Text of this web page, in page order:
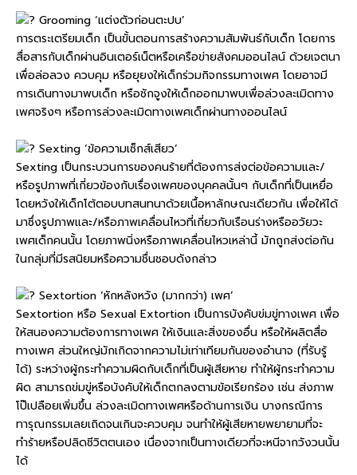
Grooming ‘แต่งตัวก่อนตะปบ’
การตระเตรียมเด็ก เป็นขั้นตอนการสร้างความสัมพันธ์กับเด็ก โดยการ
สื่อสารกับเด็กผ่านอินเตอร์เน็ตหรือเครือข่ายสังคมออนไลน์ ด้วยเจตนา
เพื่อล่อลวง ควบคุม หรือยุยงให้เด็กร่วมกิจกรรมทางเพศ โดยอาจมี
การเดินทางมาพบเด็ก หรือชักจูงให้เด็กออกมาพบเพื่อล่วงละเมิดทาง
เพศจริงๆ หรือการล่วงละเมิดทางเพศเด็กผ่านทางออนไลน์
Sexting ‘ข้อความเซ็กส์เสียว’
Sexting เป็นกระบวนการของคนร้ายที่ต้องการส่งต่อข้อความและ/
หรือรูปภาพที่เกี่ยวข้องกับเรื่องเพศของบุคคลนั้นๆ กับเด็กที่เป็นเหยื่อ
โดยหวังให้เด็กโต้ตอบบทสนทนาด้วยเนื้อหาลักษณะเดียวกัน เพื่อให้ได้
มาซึ่งรูปภาพและ/หรือภาพเคลื่อนไหวที่เกี่ยวกับเรือนร่างหรืออวัยวะ
เพศเด็กคนนั้น โดยภาพนิ่งหรือภาพเคลื่อนไหวเหล่านี้ มักถูกส่งต่อกัน
ในกลุ่มที่มีรสนิยมหรือความชื่นชอบดังกล่าว
Sextortion ‘หักหลังหวัง (มากกว่า) เพศ’
Sextortion หรือ Sexual Extortion เป็นการบังคับข่มขู่ทางเพศ เพื่อ
ให้สนองความต้องการทางเพศ ให้เงินและสิ่งของอื่น หรือให้ผลิตสื่อ
ทางเพศ ส่วนใหญ่มักเกิดจากความไม่เท่าเทียมกันของอำนาจ (ที่รับรู้
ได้) ระหว่างผู้กระทำความผิดกับเด็กที่เป็นผู้เสียหาย ทำให้ผู้กระทำความ
ผิด สามารถข่มขู่หรือบังคับให้เด็กตกลงตามข้อเรียกร้อง เช่น ส่งภาพ
โป๊เปลือยเพิ่มขึ้น ล่วงละเมิดทางเพศหรือด้านการเงิน บางกรณีการ
ทารุณกรรมเลยเถิดจนเกินจะควบคุม จนทำให้ผู้เสียหายพยายามที่จะ
ทำร้ายหรือปลิดชีวิตตนเอง เนื่องจากเป็นทางเดียวที่จะหนีจากวังวนนั้น
ได้